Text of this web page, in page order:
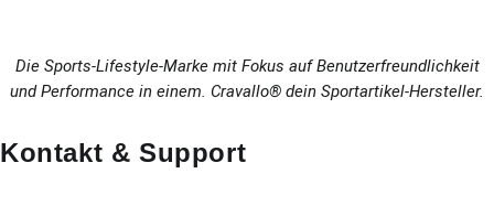
Die Sports-Lifestyle-Marke mit Fokus auf Benutzerfreundlichkeit
und Performance in einem. Cravallo® dein Sportartikel-Hersteller.
Kontakt & Support